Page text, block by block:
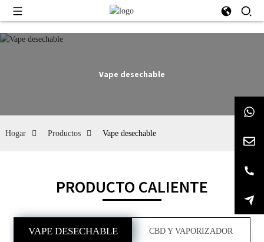
Vape desechable
Hogar Productos Vape desechable
PRODUCTO CALIENTE
VAPE DESECHABLE CBD Y VAPORIZADOR